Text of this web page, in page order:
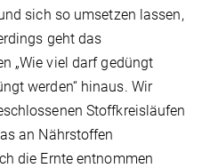
sich so umsetzen lassen,
geht das
„Wie viel darf gedüngt
werden“ hinaus. Wir
Stoffkreisläufen
an Nährstoffen
die Ernte entnommen